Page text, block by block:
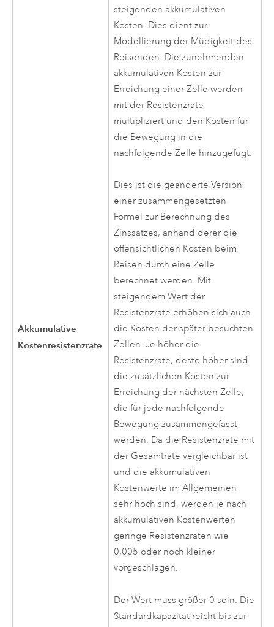
Akkumulative
Kostenresistenzrate
steigenden akkumulativen
Kosten. Dies dient zur
Modellierung der Müdigkeit des
Reisenden. Die zunehmenden
akkumulativen Kosten zur
Erreichung einer Zelle werden
mit der Resistenzrate
multipliziert und den Kosten für
die Bewegung in die
nachfolgende Zelle hinzugefügt.
Dies ist die geänderte Version
einer zusammengesetzten
Formel zur Berechnung des
Zinssatzes, anhand derer die
offensichtlichen Kosten beim
Reisen durch eine Zelle
berechnet werden. Mit
steigendem Wert der
Resistenzrate erhöhen sich auch
die Kosten der später besuchten
Zellen. Je höher die
Resistenzrate, desto höher sind
die zusätzlichen Kosten zur
Erreichung der nächsten Zelle,
die für jede nachfolgende
Bewegung zusammengefasst
werden. Da die Resistenzrate mit
der Gesamtrate vergleichbar ist
und die akkumulativen
Kostenwerte im Allgemeinen
sehr hoch sind, werden je nach
akkumulativen Kostenwerten
geringe Resistenzraten wie
0,005 oder noch kleiner
vorgeschlagen.
Der Wert muss größer 0 sein. Die
Standardkapazität reicht bis zur